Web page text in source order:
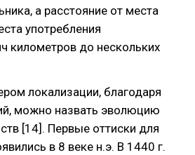
а расстояние от места
употребления
километров до нескольких
локализации, благодаря
можно назвать эволюцию
[14]. Первые оттиски для
в 8 веке н.э. В 1440 г.